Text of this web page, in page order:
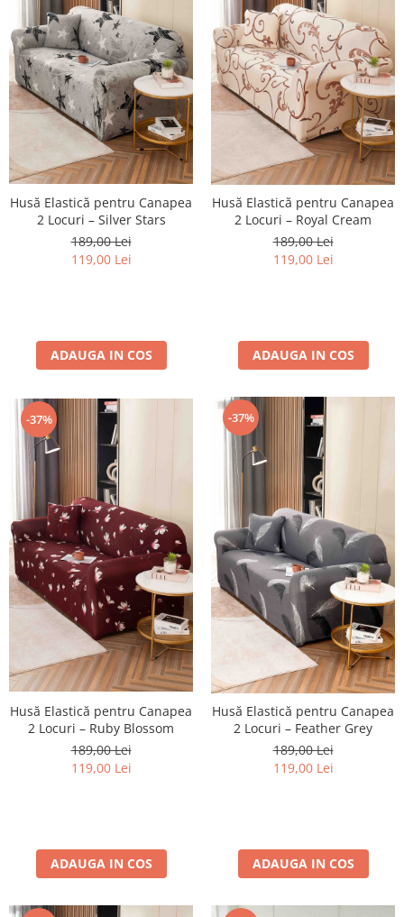
Husă Elastică pentru Canapea
2 Locuri – Silver Stars
189,00 Lei
119,00 Lei
ADAUGA IN COS
Husă Elastică pentru Canapea
2 Locuri – Royal Cream
189,00 Lei
119,00 Lei
ADAUGA IN COS
-37%
Husă Elastică pentru Canapea
2 Locuri – Ruby Blossom
189,00 Lei
119,00 Lei
ADAUGA IN COS
-37%
Husă Elastică pentru Canapea
2 Locuri – Feather Grey
189,00 Lei
119,00 Lei
ADAUGA IN COS